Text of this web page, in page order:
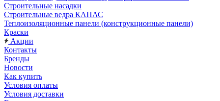
Строительные насадки
Строительные ведра КАПАС
Теплоизоляционные панели (конструкционные панели)
Краски
Акции
Контакты
Бренды
Новости
Как купить
Условия оплаты
Условия доставки